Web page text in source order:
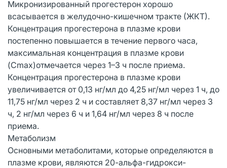
Микронизированный прогестерон хорошо
всасывается в желудочно-кишечном тракте (ЖКТ).
Концентрация прогестерона в плазме крови
постепенно повышается в течение первого часа,
максимальная концентрация в плазме крови
(Cmax)отмечается через 1–3 ч после приема.
Концентрация прогестерона в плазме крови
увеличивается от 0,13 нг/мл до 4,25 нг/мл через 1 ч, до
11,75 нг/мл через 2 ч и составляет 8,37 нг/мл через 3
ч, 2 нг/мл через 6 ч и 1,64 нг/мл через 8 ч после
приема.
Метаболизм
Основными метаболитами, которые определяются в
плазме крови, являются 20-альфа-гидрокси-